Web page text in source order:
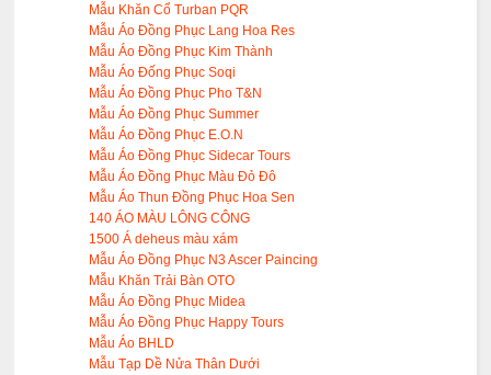
Mẫu Khăn Cổ Turban PQR
Mẫu Áo Đồng Phục Lang Hoa Res
Mẫu Áo Đồng Phục Kim Thành
Mẫu Áo Đống Phục Soqi
Mẫu Áo Đồng Phục Pho T&N
Mẫu Áo Đồng Phục Summer
Mẫu Áo Đồng Phục E.O.N
Mẫu Áo Đồng Phục Sidecar Tours
Mẫu Áo Đồng Phục Màu Đỏ Đô
Mẫu Áo Thun Đồng Phục Hoa Sen
140 ÁO MÀU LÔNG CÔNG
1500 Á deheus màu xám
Mẫu Áo Đồng Phục N3 Ascer Paincing
Mẫu Khăn Trải Bàn OTO
Mẫu Áo Đồng Phục Midea
Mẫu Áo Đồng Phục Happy Tours
Mẫu Áo BHLD
Mẫu Tạp Dề Nửa Thân Dưới